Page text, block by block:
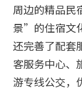
周边的精品民
景”的住宿文
还完善了配套
客服务中心、
游专线公交，